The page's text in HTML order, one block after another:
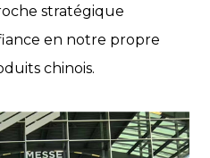
stratégique
en notre propre
chinois.